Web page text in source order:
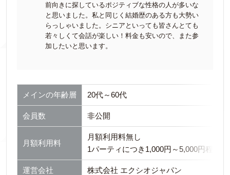
前向きに探しているポジティブな性格の人が多いな
と思いました。私と同じく結婚歴のある方も大勢い
らっしゃいました。シニアといっても皆さんとても
若々しくて会話が楽しい！料金も安いので、また参
加したいと思います。
メインの年齢層 20代～60代
会員数 非公開
月額利用料
月額利用料無し
1パーティにつき1,000円～5,000円程度
運営会社 株式会社 エクシオジャパン